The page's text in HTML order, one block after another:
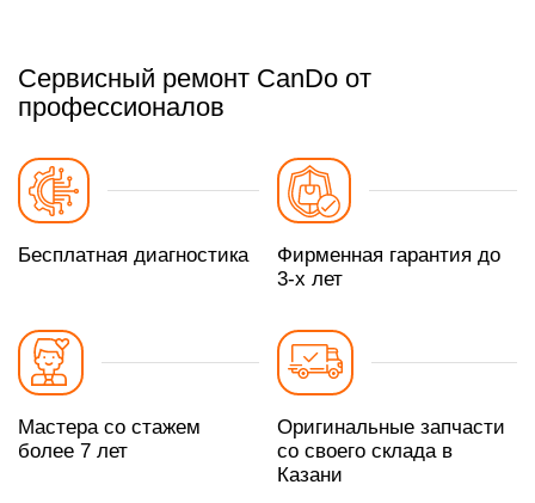
Сервисный ремонт CanDo от
профессионалов
Бесплатная диагностика
Фирменная гарантия до
3-х лет
Мастера со стажем
более 7 лет
Оригинальные запчасти
со своего склада в
Казани